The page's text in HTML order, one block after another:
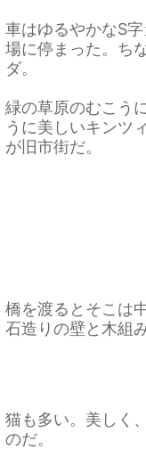
車はゆるやかなS
場に停まった。ち
ダ。
緑の草原のむこう
うに美しいキンツ
が旧市街だ。
橋を渡るとそこは
石造りの壁と木組
猫も多い。美しく
のだ。